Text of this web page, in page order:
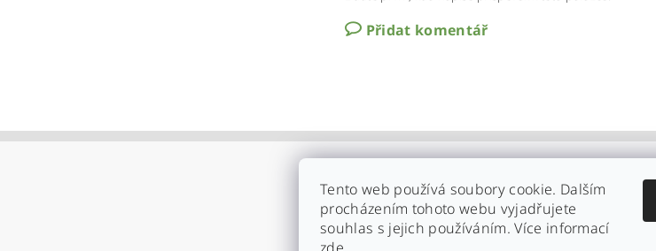
Přidat komentář
Tento web používá soubory cookie. Dalším
procházením tohoto webu vyjadřujete
souhlas s jejich používáním. Více informací